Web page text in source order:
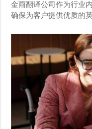
金雨翻译公司作为行业
确保为客户提供优质的